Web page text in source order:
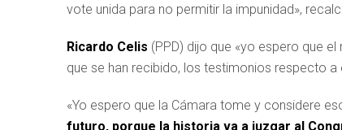
vote unida para no permitir la impunidad»,
Ricardo Celis (PPD) dijo que «yo espero que
que se han recibido, los testimonios respecto
«Yo espero que la Cámara tome y considere
futuro, porque la historia va a juzgar al